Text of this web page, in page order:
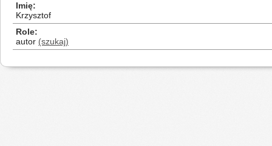
Imię
Krzysztof
Role
autor (szukaj)